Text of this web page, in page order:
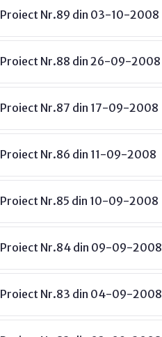
Proiect Nr.89 din 03-10-2008
Proiect Nr.88 din 26-09-2008
Proiect Nr.87 din 17-09-2008
Proiect Nr.86 din 11-09-2008
Proiect Nr.85 din 10-09-2008
Proiect Nr.84 din 09-09-2008
Proiect Nr.83 din 04-09-2008